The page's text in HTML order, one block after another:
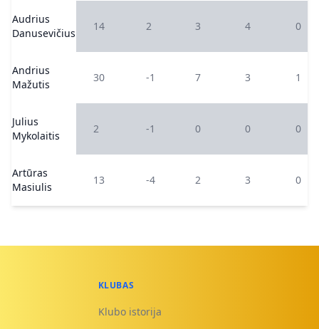
Audrius
Danusevičius
14 2 3 4 0
Andrius
Mažutis
30 -1 7 3 1
Julius
Mykolaitis
2 -1 0 0 0
Artūras
Masiulis
13 -4 2 3 0
KLUBAS
Klubo istorija